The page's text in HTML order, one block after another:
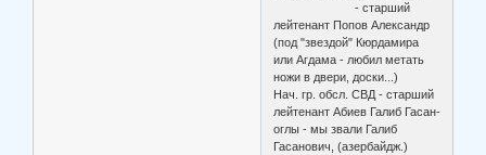
- старший
лейтенант Попов Александр
(под "звездой" Кюрдамира
или Агдама - любил метать
ножи в двери, доски...)
Нач. гр. обсл. СВД - старший
лейтенант Абиев Галиб Гасан-
оглы - мы звали Галиб
Гасанович, (азербайдж.)